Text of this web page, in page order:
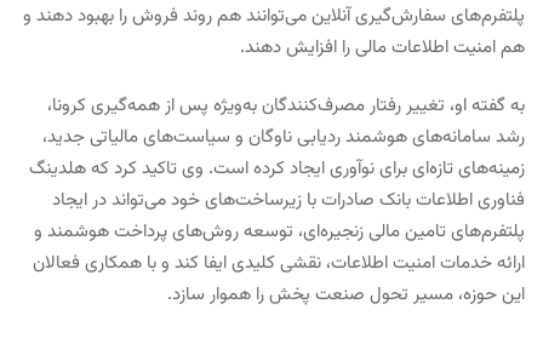
پلتفرم‌های سفارش‌گیری آنلاین می‌توانند هم روند فروش را بهبود دهند و
هم امنیت اطلاعات مالی را افزایش دهند.
به گفته او، تغییر رفتار مصرف‌کنندگان به‌ویژه پس از همه‌گیری کرونا،
رشد سامانه‌های هوشمند ردیابی ناوگان و سیاست‌های مالیاتی جدید،
زمینه‌های تازه‌ای برای نوآوری ایجاد کرده است. وی تاکید کرد که هلدینگ
فناوری اطلاعات بانک صادرات با زیرساخت‌های خود می‌تواند در ایجاد
پلتفرم‌های تامین مالی زنجیره‌ای، توسعه روش‌های پرداخت هوشمند و
ارائه خدمات امنیت اطلاعات، نقشی کلیدی ایفا کند و با همکاری فعالان
این حوزه، مسیر تحول صنعت پخش را هموار سازد.